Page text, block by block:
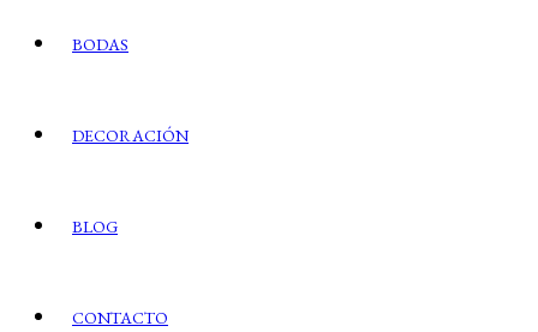
BODAS
DECORACIÓN
BLOG
CONTACTO